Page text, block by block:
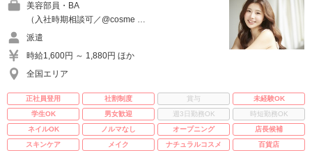
美容部員・BA
（入社時期相談可／@cosme …
派遣
時給1,600円 ～ 1,880円 ほか
全国エリア
正社員登用 社割制度 賞与
未経験OK
学生OK
男女歓迎 週3日勤務OK
時短勤務OK
ネイルOK
ノルマなし オープニング
店長候補
スキンケア
メイク ナチュラルコスメ 百貨店